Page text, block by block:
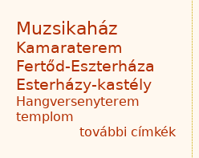
Muzsikaház
Kamaraterem
Fertőd-Eszterháza
Esterházy-kastély
Hangversenyterem
templom
további címkék